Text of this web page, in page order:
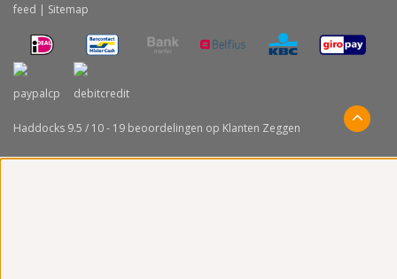
feed | Sitemap
Haddocks 9.5 / 10- 19 beoordelingen op Klanten Zeggen